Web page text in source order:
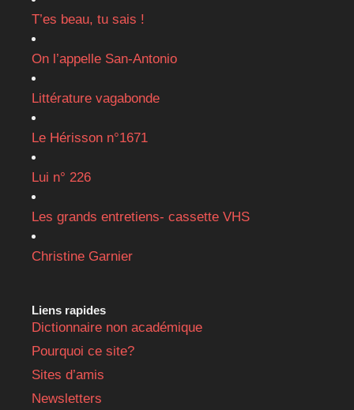
T’es beau, tu sais !
On l’appelle San-Antonio
Littérature vagabonde
Le Hérisson n°1671
Lui n° 226
Les grands entretiens- cassette VHS
Christine Garnier
Liens rapides
Dictionnaire non académique
Pourquoi ce site?
Sites d’amis
Newsletters